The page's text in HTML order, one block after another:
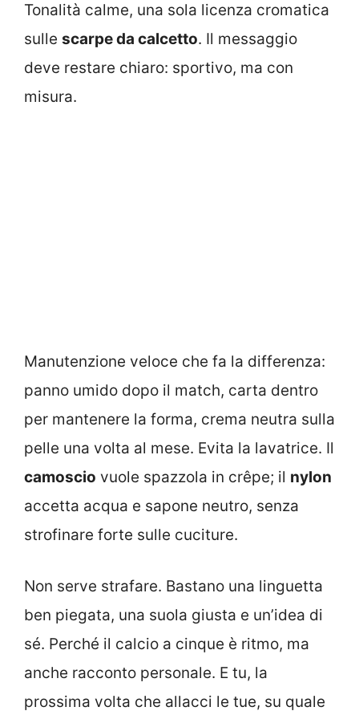
Tonalità calme, una sola licenza cromatica
sulle scarpe da calcetto. Il messaggio
deve restare chiaro: sportivo, ma con
misura.
Manutenzione veloce che fa la differenza:
panno umido dopo il match, carta dentro
per mantenere la forma, crema neutra sulla
pelle una volta al mese. Evita la lavatrice. Il
camoscio vuole spazzola in crêpe; il nylon
accetta acqua e sapone neutro, senza
strofinare forte sulle cuciture.
Non serve strafare. Bastano una linguetta
ben piegata, una suola giusta e un’idea di
sé. Perché il calcio a cinque è ritmo, ma
anche racconto personale. E tu, la
prossima volta che allacci le tue, su quale